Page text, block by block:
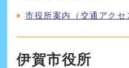
市役所案内（交通アクセ
伊賀市役所